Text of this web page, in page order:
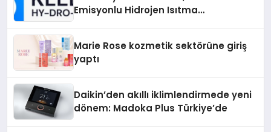
Emisyonlu Hidrojen Isıtma
Marie Rose kozmetik sektörüne giriş
yaptı
Daikin’den akıllı iklimlendirmede yeni
dönem: Madoka Plus Türkiye’de